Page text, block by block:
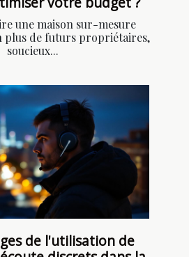
une maison sur-mesure
plus de futurs propriétaires,
soucieux...
de l'utilisation de